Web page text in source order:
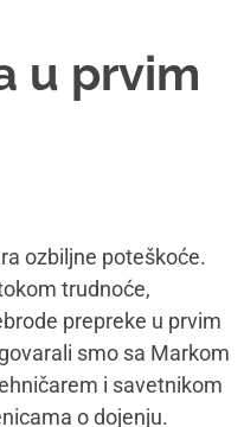
u prvim
ozbiljne poteškoće.
trudnoće,
prepreke u prvim
smo sa Markom
i savetnikom
o dojenju.